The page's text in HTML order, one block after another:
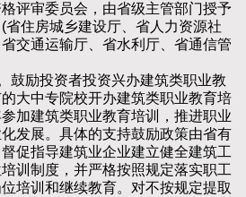
评审委员会，由省级主管部门授予
省住房城乡建设厅、省人力资源社
交通运输厅、省水利厅、省通信管
励投资者投资兴办建筑类职业教
大中专院校开办建筑类职业教育培
加建筑类职业教育培训，推进职业
发展。具体的支持鼓励政策由省有
促指导建筑业企业建立健全建筑工
训制度，并严格按照规定落实职工
培训和继续教育。对不按规定提取